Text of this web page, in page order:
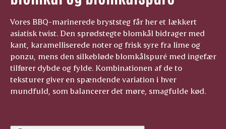
Vores BBQ-marinerede bryststeg får her et lækkert
asiatisk twist. Den sprødstegte blomkål bidrager med
kant, karamelliserede noter og frisk syre fra lime og
ponzu, mens den silkebløde blomkålspuré med ingefær
tilfører dybde og fylde. Kombinationen af de to
teksturer giver en spændende variation i hver
mundfuld, som balancerer det møre, smagfulde kød.